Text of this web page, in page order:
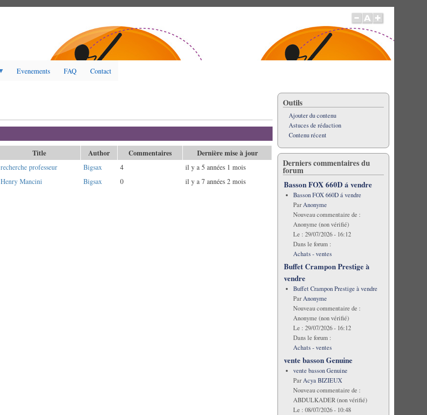
Evenements FAQ Contact
Title Author Commentaires Dernière mise à jour
recherche professeur Bigsax 4
il y a 5 années 1 mois
Henry Mancini Bigsax 0 il y a 7 années 2 mois
Outils
Ajouter du contenu
Astuces de rédaction
Contenu récent
Derniers commentaires du
forum
Basson FOX 660D á vendre
Basson FOX 660D á vendre
ParAnonyme
Nouveau commentaire de :
Anonyme (non vérifié)
Le : 29/07/2026 - 16:12
Dans le forum :
Achats - ventes
Buffet Crampon Prestige à
vendre
Buffet Crampon Prestige à vendre
ParAnonyme
Nouveau commentaire de :
Anonyme (non vérifié)
Le : 29/07/2026 - 16:12
Dans le forum :
Achats - ventes
vente basson Genuine
vente basson Genuine
ParAcya BIZIEUX
Nouveau commentaire de :
ABDULKADER (non vérifié)
Le : 08/07/2026 - 10:48